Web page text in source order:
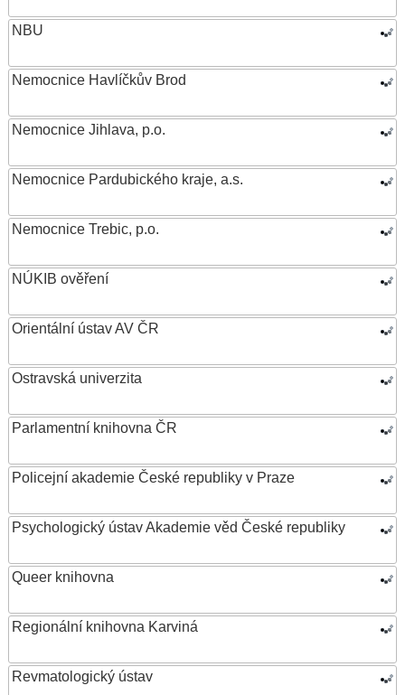
NBU
Nemocnice Havlíčkův Brod
Nemocnice Jihlava, p.o.
Nemocnice Pardubického kraje, a.s.
Nemocnice Trebic, p.o.
NÚKIB ověření
Orientální ústav AV ČR
Ostravská univerzita
Parlamentní knihovna ČR
Policejní akademie České republiky v Praze
Psychologický ústav Akademie věd České republiky
Queer knihovna
Regionální knihovna Karviná
Revmatologický ústav